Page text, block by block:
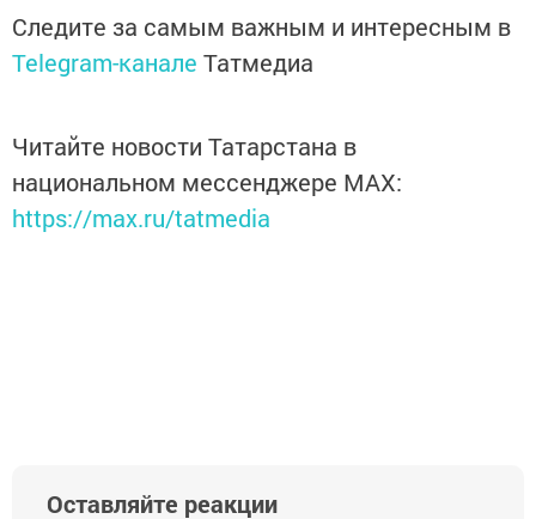
Следите за самым важным и интересным в
Telegram-канале Татмедиа
Читайте новости Татарстана в
национальном мессенджере MАХ:
https://max.ru/tatmedia
Оставляйте реакции